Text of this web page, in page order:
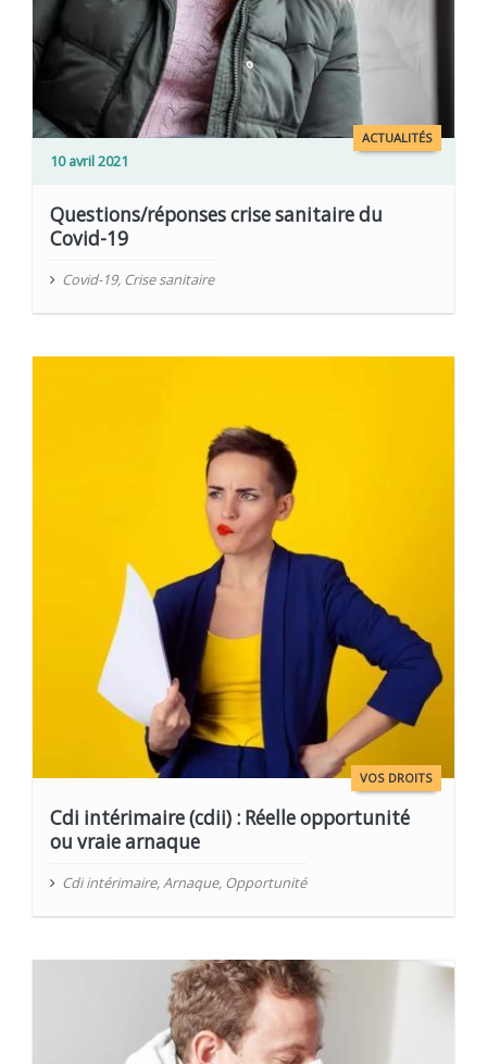
ACTUALITÉS
10 avril 2021
Questions/réponses crise sanitaire du
Covid-19
Covid-19, Crise sanitaire
VOS DROITS
Cdi intérimaire (cdii) : Réelle opportunité
ou vraie arnaque
Cdi intérimaire,Arnaque, Opportunité